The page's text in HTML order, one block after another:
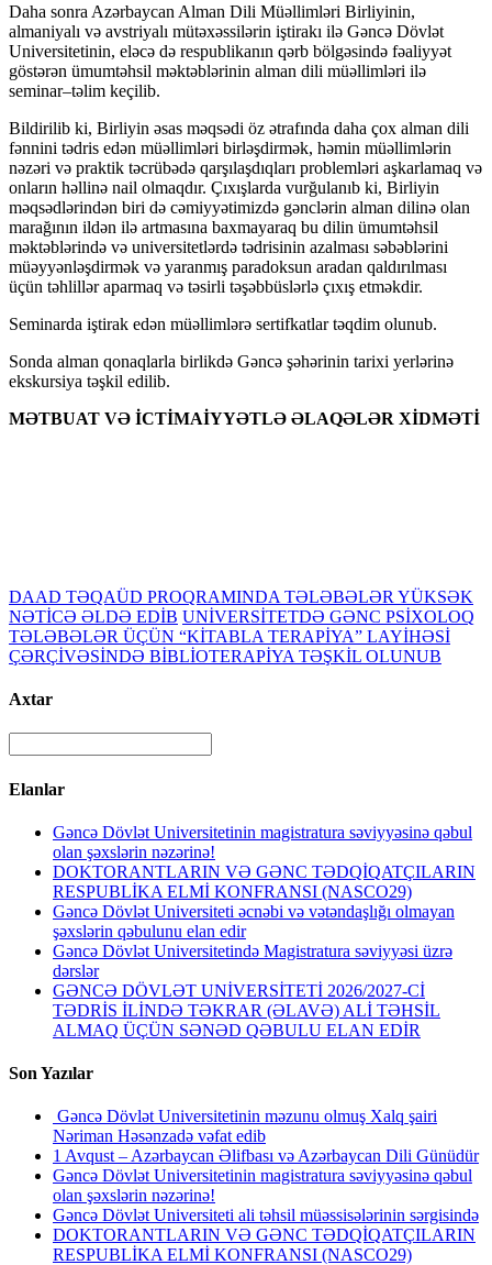
Daha sonra Azərbaycan Alman Dili Müəllimləri Birliyinin,
almaniyalı və avstriyalı mütəxəssilərin iştirakı ilə Gəncə Dövlət
Universitetinin, eləcə də respublikanın qərb bölgəsində fəaliyyət
göstərən ümumtəhsil məktəblərinin alman dili müəllimləri ilə
seminar–təlim keçilib.
Bildirilib ki, Birliyin əsas məqsədi öz ətrafında daha çox alman dili
fənnini tədris edən müəllimləri birləşdirmək, həmin müəllimlərin
nəzəri və praktik təcrübədə qarşılaşdıqları problemləri aşkarlamaq və
onların həllinə nail olmaqdır. Çıxışlarda vurğulanıb ki, Birliyin
məqsədlərindən biri də cəmiyyətimizdə gənclərin alman dilinə olan
marağının ildən ilə artmasına baxmayaraq bu dilin ümumtəhsil
məktəblərində və universitetlərdə tədrisinin azalması səbəblərini
müəyyənləşdirmək və yaranmış paradoksun aradan qaldırılması
üçün təhlillər aparmaq və təsirli təşəbbüslərlə çıxış etməkdir.
Seminarda iştirak edən müəllimlərə sertifkatlar təqdim olunub.
Sonda alman qonaqlarla birlikdə Gəncə şəhərinin tarixi yerlərinə
ekskursiya təşkil edilib.
MƏTBUAT VƏ İCTİMAİYYƏTLƏ ƏLAQƏLƏR XİDMƏTİ
DAAD TƏQAÜD PROQRAMINDA TƏLƏBƏLƏR YÜKSƏK
NƏTİCƏ ƏLDƏ EDİB UNİVERSİTETDƏ GƏNC PSİXOLOQ
TƏLƏBƏLƏR ÜÇÜN “KİTABLA TERAPİYA” LAYİHƏSİ
ÇƏRÇİVƏSİNDƏ BİBLİOTERAPİYA TƏŞKİL OLUNUB
Axtar
Elanlar
Gəncə Dövlət Universitetinin magistratura səviyyəsinə qəbul
olan şəxslərin nəzərinə!
DOKTORANTLARIN VƏ GƏNC TƏDQİQATÇILARIN
RESPUBLİKA ELMİ KONFRANSI (NASCO29)
Gəncə Dövlət Universiteti əcnəbi və vətəndaşlığı olmayan
şəxslərin qəbulunu elan edir
Gəncə Dövlət Universitetində Magistratura səviyyəsi üzrə
dərslər
GƏNCƏ DÖVLƏT UNİVERSİTETİ 2026/2027-Cİ
TƏDRİS İLİNDƏ TƏKRAR (ƏLAVƏ) ALİ TƏHSİL
ALMAQ ÜÇÜN SƏNƏD QƏBULU ELAN EDİR
Son Yazılar
Gəncə Dövlət Universitetinin məzunu olmuş Xalq şairi
Nəriman Həsənzadə vəfat edib
1 Avqust – Azərbaycan Əlifbası və Azərbaycan Dili Günüdür
Gəncə Dövlət Universitetinin magistratura səviyyəsinə qəbul
olan şəxslərin nəzərinə!
Gəncə Dövlət Universiteti ali təhsil müəssisələrinin sərgisində
DOKTORANTLARIN VƏ GƏNC TƏDQİQATÇILARIN
RESPUBLİKA ELMİ KONFRANSI (NASCO29)